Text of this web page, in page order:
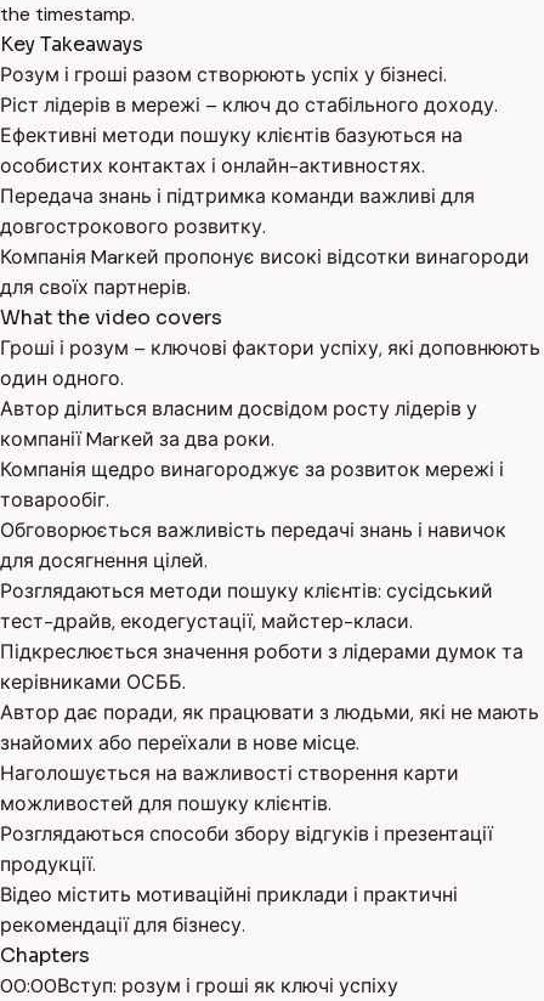
the timestamp.
Key Takeaways
Розум і гроші разом створюють успіх у бізнесі.
Ріст лідерів в мережі – ключ до стабільного доходу.
Ефективні методи пошуку клієнтів базуються на
особистих контактах і онлайн-активностях.
Передача знань і підтримка команди важливі для
довгострокового розвитку.
Компанія Marкей пропонує високі відсотки винагороди
для своїх партнерів.
What the video covers
Гроші і розум – ключові фактори успіху, які доповнюють
один одного.
Автор ділиться власним досвідом росту лідерів у
компанії Marкей за два роки.
Компанія щедро винагороджує за розвиток мережі і
товарообіг.
Обговорюється важливість передачі знань і навичок
для досягнення цілей.
Розглядаються методи пошуку клієнтів: сусідський
тест-драйв, екодегустації, майстер-класи.
Підкреслюється значення роботи з лідерами думок та
керівниками ОСББ.
Автор дає поради, як працювати з людьми, які не мають
знайомих або переїхали в нове місце.
Наголошується на важливості створення карти
можливостей для пошуку клієнтів.
Розглядаються способи збору відгуків і презентації
продукції.
Відео містить мотиваційні приклади і практичні
рекомендації для бізнесу.
Chapters
00:00Вступ: розум і гроші як ключі успіху